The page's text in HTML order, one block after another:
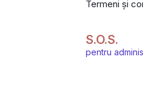
Termeni și
S.O.S.
pentru